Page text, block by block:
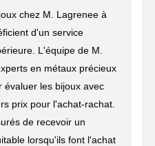
chez M. Lagrenee à
d'un service
L'équipe de M.
en métaux précieux
évaluer les bijoux avec
prix pour l'achat-rachat.
de recevoir un
lorsqu'ils font l'achat